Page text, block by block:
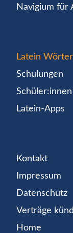
Navigium für
Latein
Schulungen
Schüler:innen
Latein-Apps
Kontakt
Impressum
Datenschutz
Verträge
Home